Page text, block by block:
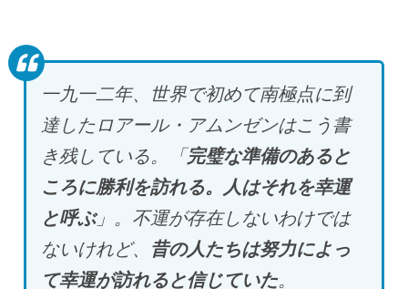
一九一二年、世界で初めて南極点に到
達したロアール・アムンゼンはこう書
き残している。「完璧な準備のあると
ころに勝利を訪れる。人はそれを幸運
と呼ぶ」。不運が存在しないわけでは
ないけれど、 昔の人たちは努力によっ
て幸運が訪れると信じていた。